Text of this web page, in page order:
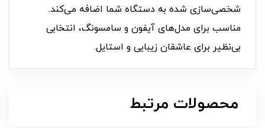
شخصی‌سازی شده به دستگاه شما اضافه می‌کند.
مناسب برای مدل‌های آیفون و سامسونگ، انتخابی
بی‌نظیر برای عاشقان زیبایی و استایل.
محصولات مرتبط